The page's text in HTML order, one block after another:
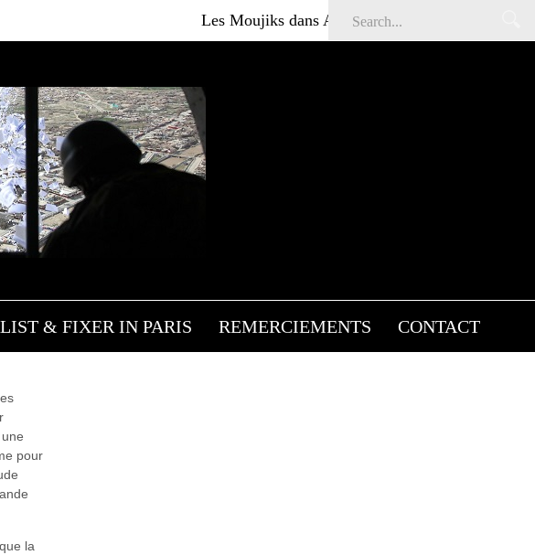
Les Moujiks dans Affaires sensibles
& FIXER IN PARIS REMERCIEMENTS CONTACT
DE
pour
la